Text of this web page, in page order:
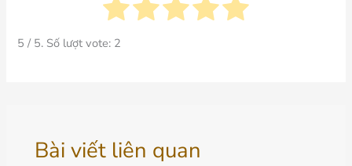
5 / 5. Số lượt vote: 2
Bài viết liên quan